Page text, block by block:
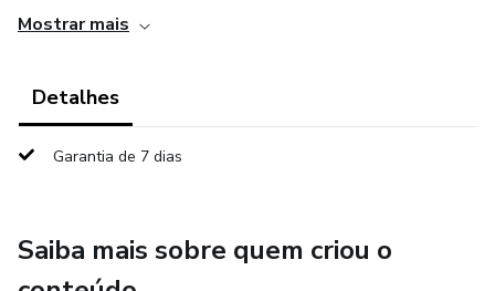
✅ Infecções urinárias e respiratórias
✅ E muito mais!
naturais que podem transformar sua saúde sem depender
de tantos medicamentos.
Mostrar mais
Detalhes
Garantia de 7 dias
Saiba mais sobre quem criou o